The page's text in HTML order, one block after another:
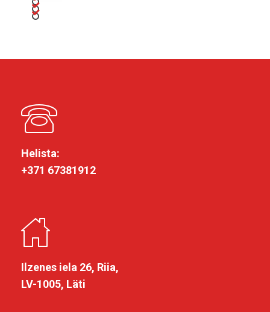
Helista:
+371 67381912
Ilzenes iela 26, Riia,
LV-1005, Läti